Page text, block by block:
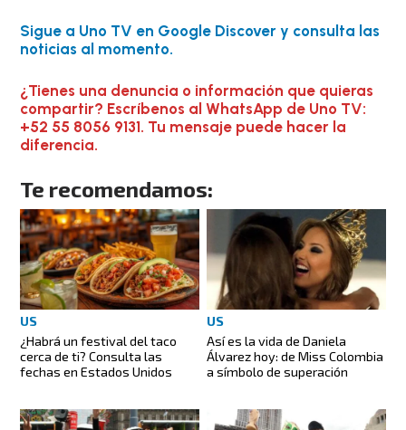
Sigue a Uno TV en Google Discover y consulta las
noticias al momento.
¿Tienes una denuncia o información que quieras
compartir? Escríbenos al WhatsApp de Uno TV:
+52 55 8056 9131. Tu mensaje puede hacer la
diferencia.
Te recomendamos:
US
¿Habrá un festival del taco
cerca de ti? Consulta las
fechas en Estados Unidos
US
Así es la vida de Daniela
Álvarez hoy: de Miss Colombia
a símbolo de superación